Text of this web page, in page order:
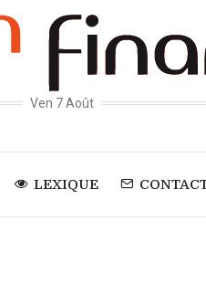
Ven 7 Août
LEXIQUE